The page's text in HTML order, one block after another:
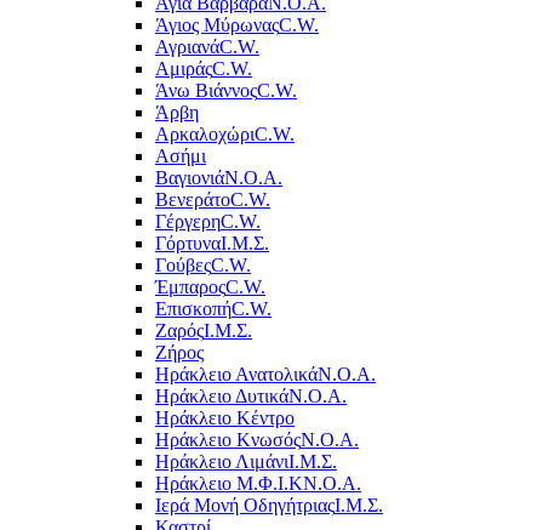
Άγιος ΜύρωναςC.W.
ΑγριανάC.W.
ΑμιράςC.W.
Άνω ΒιάννοςC.W.
Άρβη
ΑρκαλοχώριC.W.
Ασήμι
ΒαγιονιάΝ.Ο.Α.
ΒενεράτοC.W.
ΓέργερηC.W.
ΓόρτυναΙ.Μ.Σ.
ΓούβεςC.W.
ΈμπαροςC.W.
ΕπισκοπήC.W.
ΖαρόςΙ.Μ.Σ.
Ζήρος
Ηράκλειο ΑνατολικάΝ.Ο.Α.
Ηράκλειο ΔυτικάΝ.Ο.Α.
Ηράκλειο Κέντρο
Ηράκλειο ΚνωσόςΝ.Ο.Α.
Ηράκλειο ΛιμάνιΙ.Μ.Σ.
Ηράκλειο Μ.Φ.Ι.ΚΝ.Ο.Α.
Ιερά Μονή ΟδηγήτριαςΙ.Μ.Σ.